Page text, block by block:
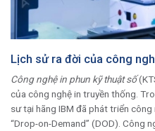
Lịch sử ra đời của công
Công nghệ in phun kỹ thuật số
của công nghệ in truyền thống.
sư tại hãng IBM đã phát triển
“Drop-on-Demand” (DOD). Công